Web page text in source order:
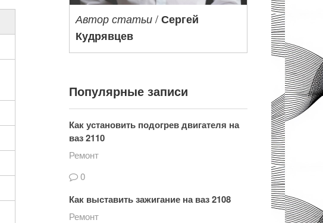
Автор статьи /Сергей
Кудрявцев
Популярные записи
Как установить подогрев двигателя на
ваз 2110
Ремонт
0
Как выставить зажигание на ваз 2108
Ремонт